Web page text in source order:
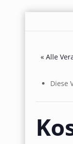
« Alle
Diese